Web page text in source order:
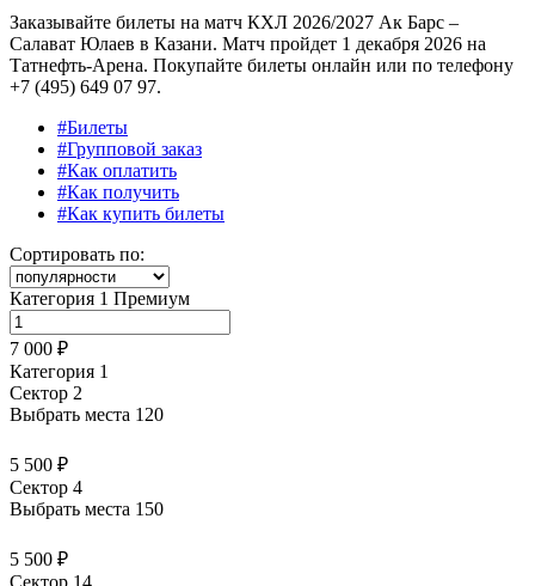
Заказывайте билеты на матч КХЛ 2026/2027 Ак Барс –
Салават Юлаев в Казани. Матч пройдет 1 декабря 2026 на
Татнефть-Арена. Покупайте билеты онлайн или по телефону
+7 (495) 649 07 97.
#Билеты
#Групповой заказ
#Как оплатить
#Как получить
#Как купить билеты
Сортировать по:
Категория 1 Премиум
7 000 ₽
Категория 1
Сектор 2
Выбрать места 120
5 500 ₽
Сектор 4
Выбрать места 150
5 500 ₽